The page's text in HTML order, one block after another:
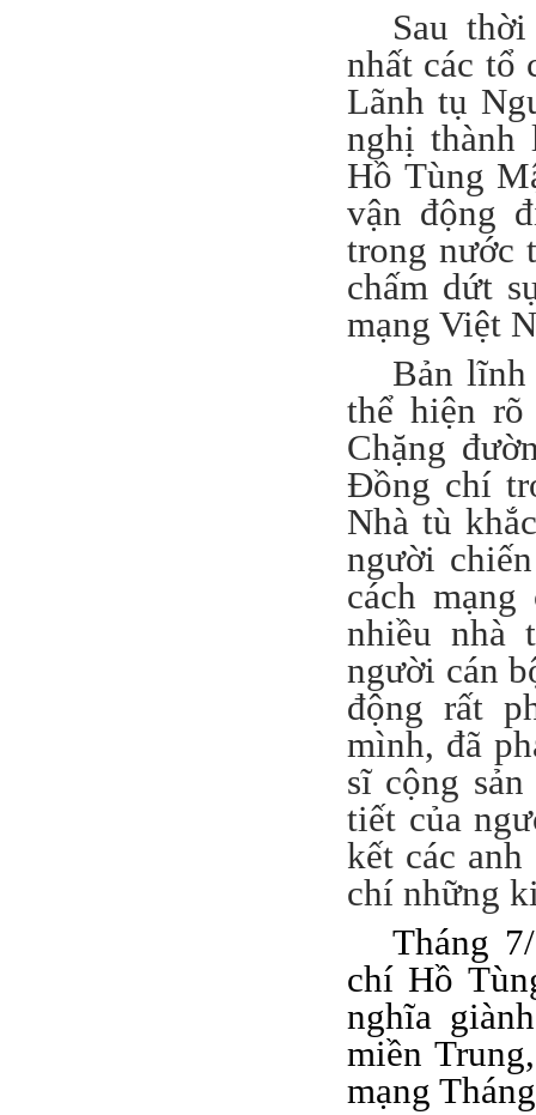
Sau
nhất các tổ
Lãnh tụ
nghị thành
Hồ Tùng
vận động
trong nước
chấm dứt
mạng Việt
Bản lĩnh
thể hiện
Chặng
Đồng chí
Nhà tù
người
cách
nhiều nhà
người cán
động rất
mình, đã
sĩ cộng
tiết của
kết các
chí những
Tháng
chí Hồ
nghĩa
miền
mạng